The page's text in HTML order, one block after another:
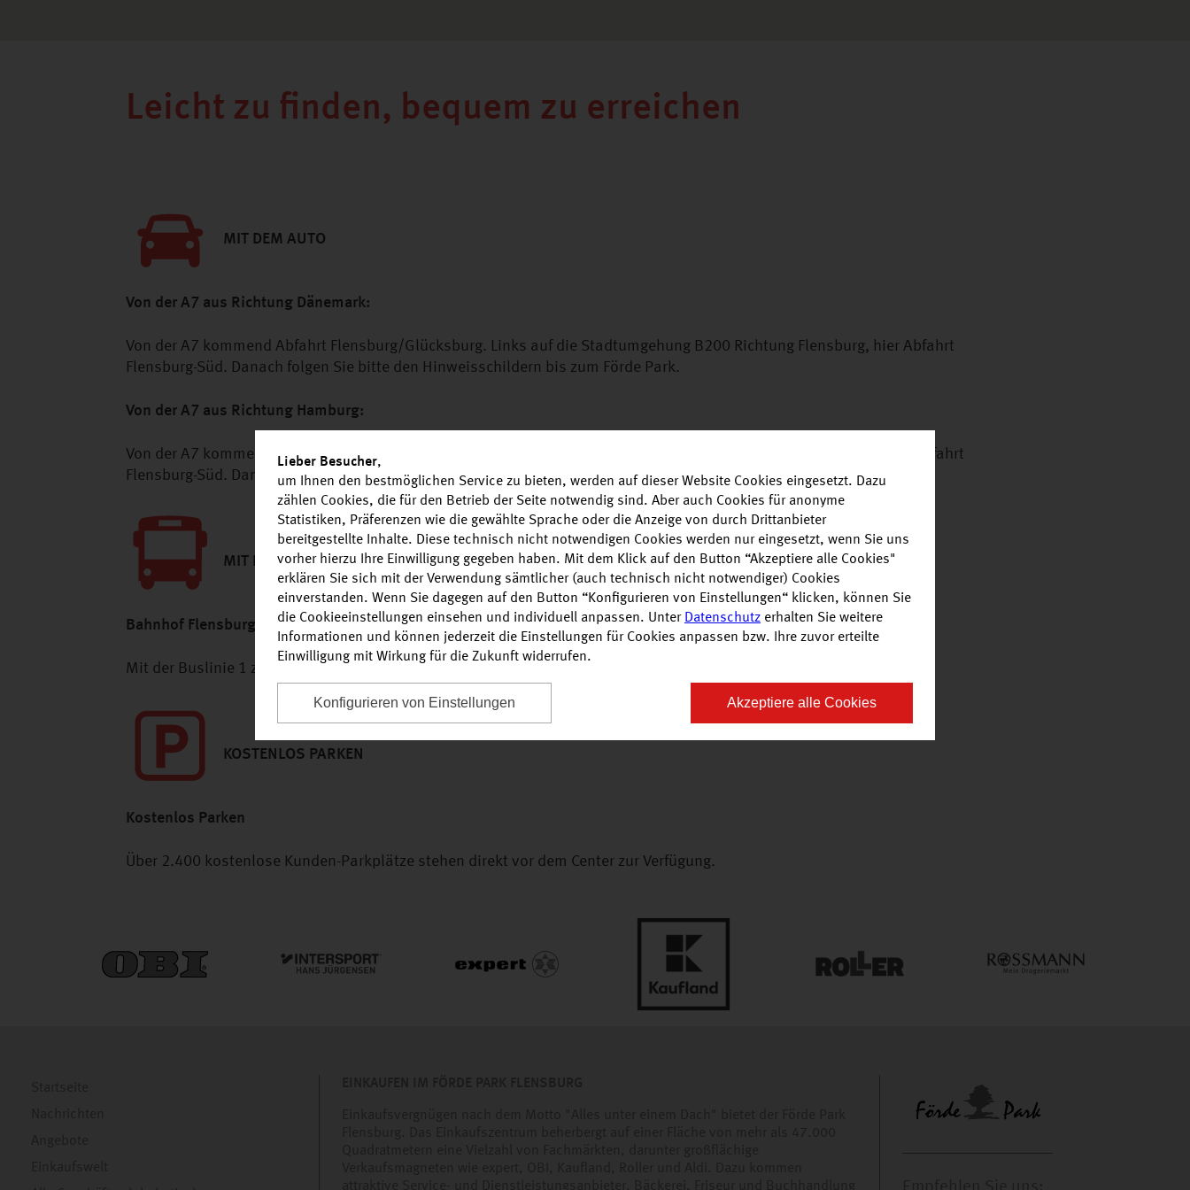
Leicht zu finden, bequem zu erreichen
MIT DEM AUTO
Von der A7 aus Richtung Dänemark:
Von der A7 kommend Abfahrt Flensburg/Glücksburg. Links auf die Stadtumgehung B200 Richtung Flensburg, hier Abfahrt
Flensburg-Süd. Danach folgen Sie bitte den Hinweisschildern bis zum Förde Park.
Von der A7 aus Richtung Hamburg:
Von der A7 kommend Abfahrt Flensburg/Glücksburg. Rechts auf die Stadtumgehung B200 Richtung Flensburg, hier Abfahrt
Flensburg-Süd. Danach folgen Sie bitte den Hinweisschildern bis zum Förde Park.
MIT DEM BUS
Bahnhof Flensburg:
Mit der Buslinie 1 zum ZOB, Umsteigen in die Buslinie 14 oder mit der Buslinie 15.
KOSTENLOS PARKEN
Kostenlos Parken
Über 2.400 kostenlose Kunden-Parkplätze stehen direkt vor dem Center zur Verfügung.
Lieber Besucher,
um Ihnen den bestmöglichen Service zu bieten, werden auf dieser Website Cookies eingesetzt. Dazu
zählen Cookies, die für den Betrieb der Seite notwendig sind. Aber auch Cookies für anonyme
Statistiken, Präferenzen wie die gewählte Sprache oder die Anzeige von durch Drittanbieter
bereitgestellte Inhalte. Diese technisch nicht notwendigen Cookies werden nur eingesetzt, wenn Sie uns
vorher hierzu Ihre Einwilligung gegeben haben. Mit dem Klick auf den Button “Akzeptiere alle Cookies"
erklären Sie sich mit der Verwendung sämtlicher (auch technisch nicht notwendiger) Cookies
einverstanden. Wenn Sie dagegen auf den Button “Konfigurieren von Einstellungen“ klicken, können Sie
die Cookieeinstellungen einsehen und individuell anpassen. Unter Datenschutz erhalten Sie weitere
Informationen und können jederzeit die Einstellungen für Cookies anpassen bzw. Ihre zuvor erteilte
Einwilligung mit Wirkung für die Zukunft widerrufen.
Konfigurieren von Einstellungen Akzeptiere alle Cookies